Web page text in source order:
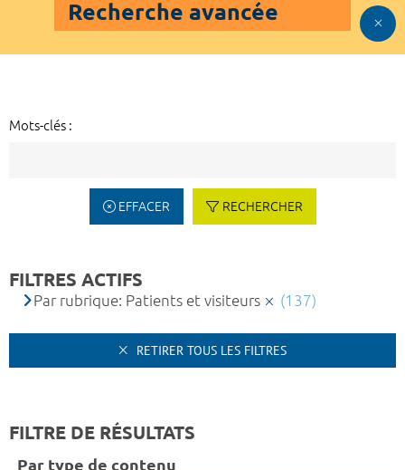
Recherche avancée
Mots-clés :
EFFACER RECHERCHER
FILTRES ACTIFS
Par rubrique: Patients et visiteurs (137)
RETIRER TOUS LES FILTRES
FILTRE DE RÉSULTATS
Par type de contenu